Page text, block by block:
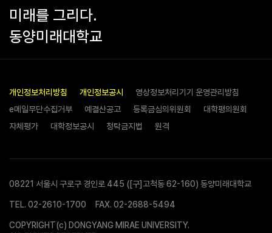
미래를 그리다.
동양미래대학교
개인정보처리방침 개인정보공시
영상정보처리기기 운영관리방침
e메일무단수집거부
예결산공고 등록금심의위원회
대학평의원회
자체평가
대학정보공시 청탁금지법 원격
08221 서울시 구로구 경인로 445 ([구]고척동 62-160) 동양미래대학교
TEL. 02-2610-1700 FAX. 02-2688-5494
COPYRIGHT(c) DONGYANG MIRAE UNIVERSITY.